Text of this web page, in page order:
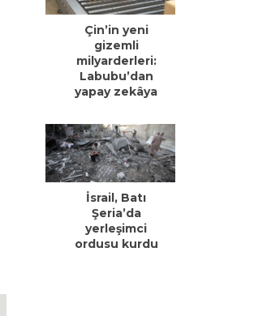
Çin’in yeni
gizemli
milyarderleri:
Labubu’dan
yapay zekâya
İsrail, Batı
Şeria’da
yerleşimci
ordusu kurdu